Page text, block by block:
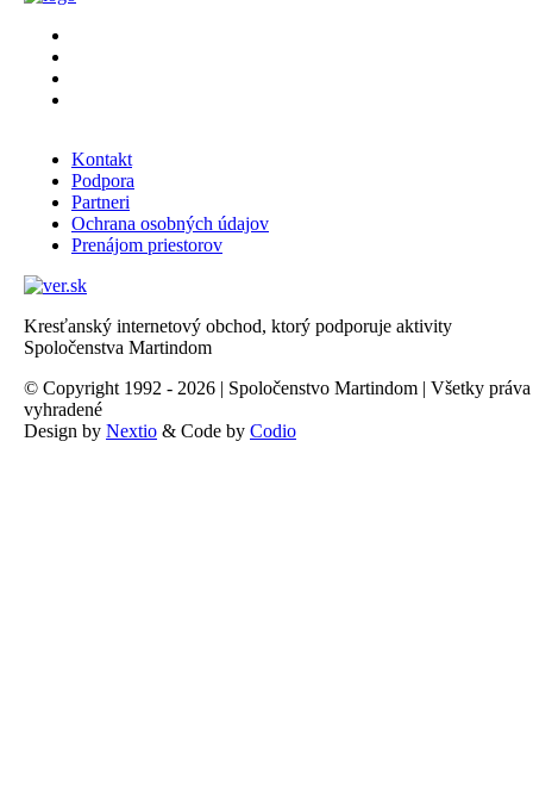
Kontakt
Podpora
Partneri
Ochrana osobných údajov
Prenájom priestorov
Kresťanský internetový obchod, ktorý podporuje aktivity
Spoločenstva Martindom
© Copyright 1992 - 2026 | Spoločenstvo Martindom | Všetky práva
vyhradené
Design by Nextio & Code by Codio